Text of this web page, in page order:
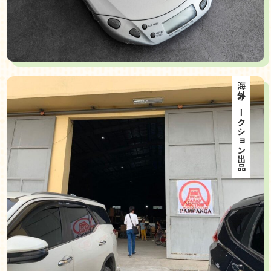
海外オークション出品